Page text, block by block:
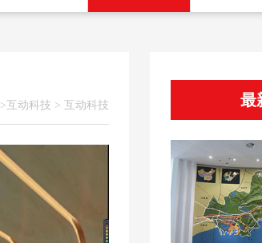
> 互动科技 > 互动科技 最